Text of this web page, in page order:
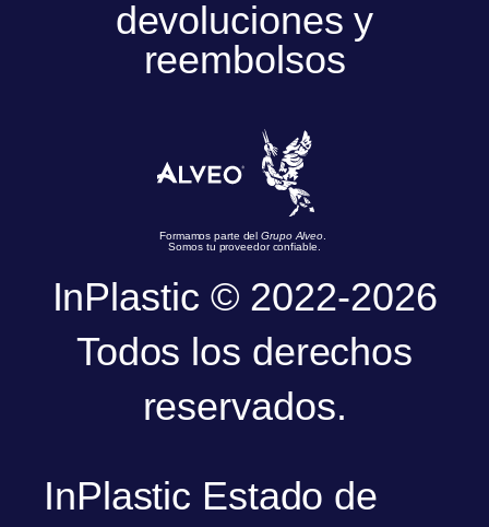
devoluciones y
reembolsos
Formamos parte delGrupo Alveo
Somos tu proveedor confiable.
InPlastic © 2022-2026
Todos los derechos
reservados.
InPlastic Estado de